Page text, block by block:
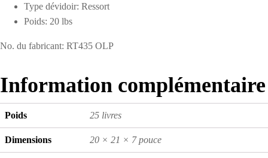
Type dévidoir: Ressort
Poids: 20 lbs
No. du fabricant: RT435 OLP
Information complémentaire
Poids 25 livres
Dimensions 20 × 21 × 7 pouce